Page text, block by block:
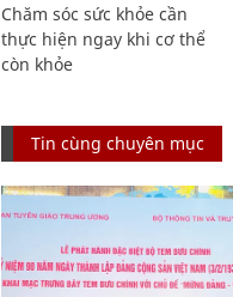
Chăm sóc sức khỏe cần
thực hiện ngay khi cơ thể
còn khỏe
Tin cùng chuyên mục